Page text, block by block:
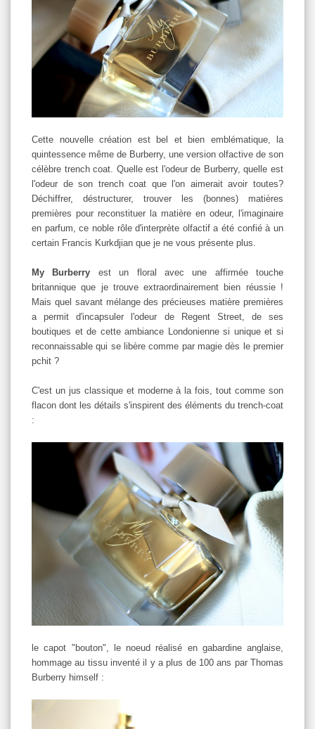
Cette nouvelle création est bel et bien emblématique, la
quintessence même de Burberry, une version olfactive de son
célèbre trench coat. Quelle est l'odeur de Burberry, quelle est
l'odeur de son trench coat que l'on aimerait avoir toutes?
Déchiffrer, déstructurer, trouver les (bonnes) matières
premières pour reconstituer la matière en odeur, l'imaginaire
en parfum, ce noble rôle d'interprète olfactif a été confié à un
certain Francis Kurkdjian que je ne vous présente plus.
My Burberry est un floral avec une affirmée touche
britannique que je trouve extraordinairement bien réussie !
Mais quel savant mélange des précieuses matière premières
a permit d'incapsuler l'odeur de Regent Street, de ses
boutiques et de cette ambiance Londonienne si unique et si
reconnaissable qui se libère comme par magie dès le premier
pchit ?
C'est un jus classique et moderne à la fois, tout comme son
flacon dont les détails s'inspirent des éléments du trench-coat
:
le capot "bouton", le noeud réalisé en gabardine anglaise,
hommage au tissu inventé il y a plus de 100 ans par Thomas
Burberry himself :